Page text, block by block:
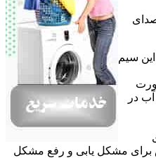
۲۲۰ وﻟﺖ ﻣﺘﺼﻞ کنید.اﮔﺮ ﺻﺪای
ﺳﯿﻢ
در
برای مشکل یابی و رفع مشکل